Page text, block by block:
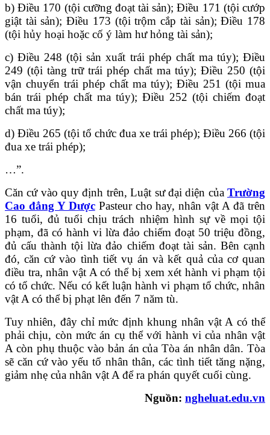
b) Điều 170 (tội cưỡng đoạt tài sản); Điều 171 (tội cướp
giật tài sản); Điều 173 (tội trộm cắp tài sản); Điều 178
(tội hủy hoại hoặc cố ý làm hư hỏng tài sản);
c) Điều 248 (tội sản xuất trái phép chất ma túy); Điều
249 (tội tàng trữ trái phép chất ma túy); Điều 250 (tội
vận chuyển trái phép chất ma túy); Điều 251 (tội mua
bán trái phép chất ma túy); Điều 252 (tội chiếm đoạt
chất ma túy);
d) Điều 265 (tội tổ chức đua xe trái phép); Điều 266 (tội
đua xe trái phép);
…”.
Căn cứ vào quy định trên, Luật sư đại diện của Trường
Cao đẳng Y DượcPasteur cho hay, nhân vật A đã trên
16 tuổi, đủ tuổi chịu trách nhiệm hình sự về mọi tội
phạm, đã có hành vi lừa đảo chiếm đoạt 50 triệu đồng,
đủ cấu thành tội lừa đảo chiếm đoạt tài sản. Bên cạnh
đó, căn cứ vào tình tiết vụ án và kết quả của cơ quan
điều tra, nhân vật A có thể bị xem xét hành vi phạm tội
có tổ chức. Nếu có kết luận hành vi phạm tổ chức, nhân
vật A có thể bị phạt lên đến 7 năm tù.
Tuy nhiên, đây chỉ mức định khung nhân vật A có thể
phải chịu, còn mức án cụ thể với hành vi của nhân vật
A còn phụ thuộc vào bản án của Tòa án nhân dân. Tòa
sẽ căn cứ vào yếu tố nhân thân, các tình tiết tăng nặng,
giảm nhẹ của nhân vật A để ra phán quyết cuối cùng.
Nguồn: ngheluat.edu.vn